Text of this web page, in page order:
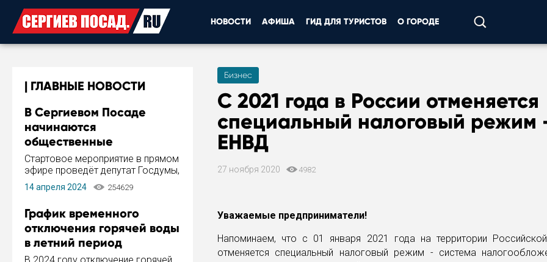
НОВОСТИ АФИША ГИД ДЛЯ ТУРИСТОВ О ГОРОДЕ
ГЛАВНЫЕ НОВОСТИ
В Сергиевом Посаде
начинаются
общественные
обсуждения Стратегии
развития города
Стартовое мероприятие в прямом
эфире проведёт депутат Госдумы,
инициатор и автор Концепции
развития Сергиева Посада и
Пахомов.
14 апреля 2024 254629
График временного
отключения горячей воды
в летний период
Бизнес
С 2021 года в России отменяется
специальный налоговый режим
ЕНВД
27 ноября 2020 4982
Уважаемые предприниматели!
Напоминаем, что с 01 января 2021 года на территории
отменяется специальный налоговый режим - система